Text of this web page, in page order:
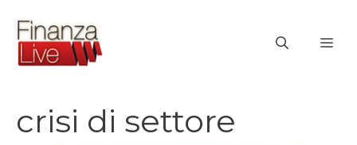
contenuto
crisi di settore